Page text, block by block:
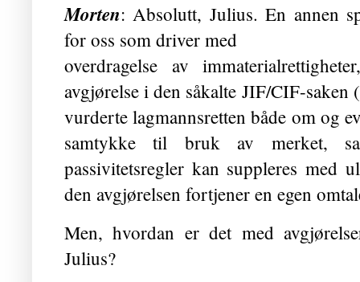
Morten: Absolutt, Julius. En annen
for oss som driver med
overdragelse av
avgjørelse i den såkalte JIF/CIF-saken (
vurderte lagmannsretten både om og
samtykke til bruk av merket,
passivitetsregler kan suppleres med
den avgjørelsen fortjener en egen
Men, hvordan er det med
Julius?